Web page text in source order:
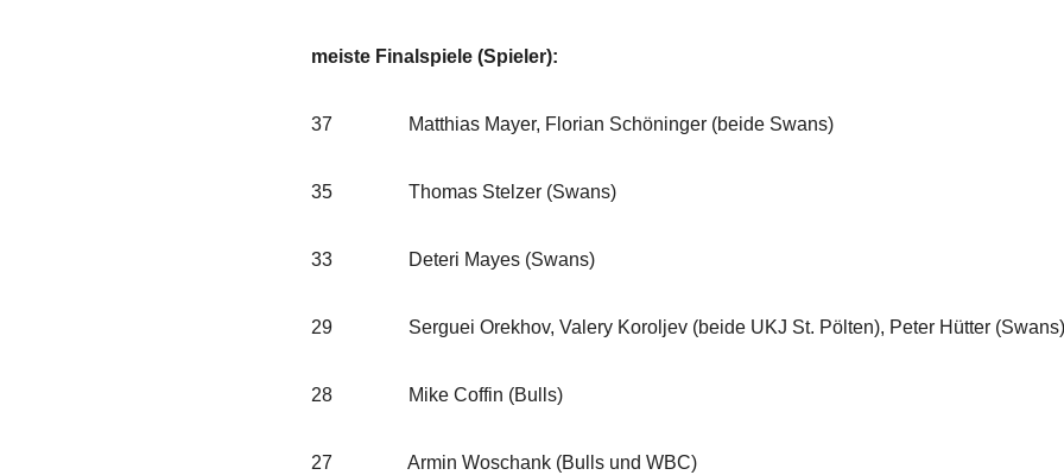
meiste Finalspiele (Spieler):
37 Matthias Mayer, Florian Schöninger (beide Swans)
35 Thomas Stelzer (Swans)
33 Deteri Mayes (Swans)
29 Serguei Orekhov, Valery Koroljev (beide UKJ St. Pölten), Peter Hütter (Swans)
28 Mike Coffin (Bulls)
27 Armin Woschank (Bulls und WBC)